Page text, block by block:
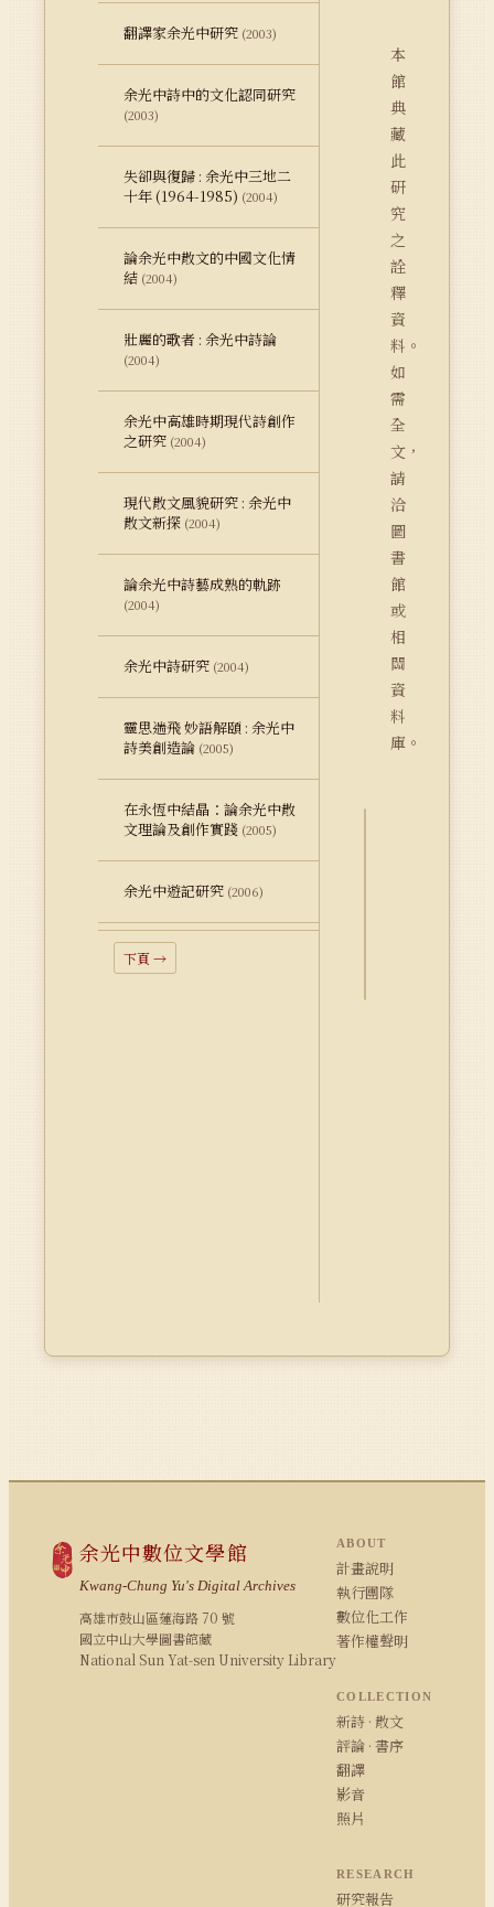
翻譯家余光中研究 (2003)
余光中詩中的文化認同研究
(2003)
失卻與復歸 : 余光中三地二
十年 (1964-1985) (2004)
論余光中散文的中國文化情
結 (2004)
壯麗的歌者 : 余光中詩論
(2004)
余光中高雄時期現代詩創作
之研究 (2004)
現代散文風貌研究 : 余光中
散文新探 (2004)
論余光中詩藝成熟的軌跡
(2004)
余光中詩研究 (2004)
靈思遄飛 妙語解頤 : 余光中
詩美創造論 (2005)
在永恆中結晶：論余光中散
文理論及創作實踐 (2005)
余光中遊記研究 (2006)
下頁 →
本
館
典
藏
此
研
究
之
詮
釋
資
料。
如
需
全
文，
請
洽
圖
書
館
或
相
關
資
料
庫。
余光中數位文學館
Kwang-Chung Yu's Digital Archives
高雄市鼓山區蓮海路 70 號
國立中山大學圖書館藏
National Sun Yat-sen University Library
ABOUT
計畫說明
執行團隊
數位化工作
著作權聲明
COLLECTION
新詩 · 散文
評論 · 書序
翻譯
影音
照片
RESEARCH
研究報告